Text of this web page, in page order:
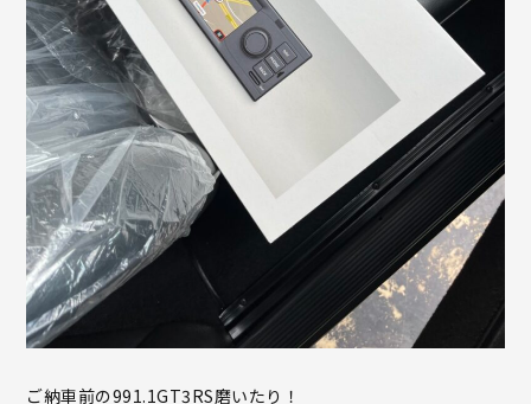
ご納車前の991.1GT3RS磨いたり！